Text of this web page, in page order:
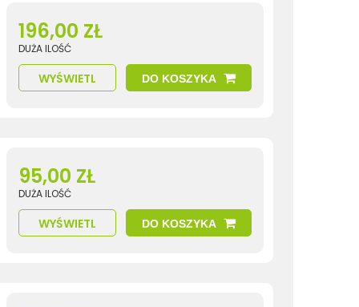
196,00 ZŁ
DUŻA ILOŚĆ
WYŚWIETL DO KOSZYKA
95,00 ZŁ
DUŻA ILOŚĆ
WYŚWIETL DO KOSZYKA